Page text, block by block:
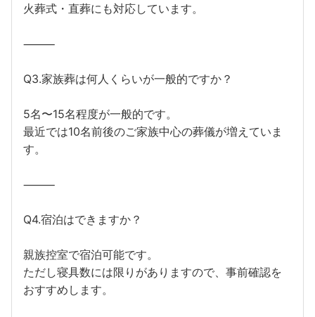
火葬式・直葬にも対応しています。
⸻
Q3.家族葬は何人くらいが一般的ですか？
5名〜15名程度が一般的です。
最近では10名前後のご家族中心の葬儀が増えていま
す。
⸻
Q4.宿泊はできますか？
親族控室で宿泊可能です。
ただし寝具数には限りがありますので、事前確認を
おすすめします。